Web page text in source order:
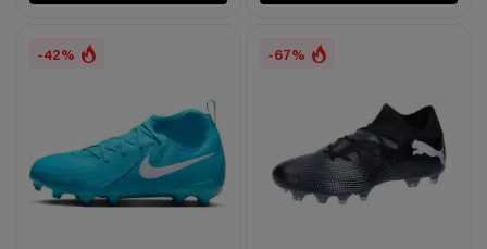
-42% -67%